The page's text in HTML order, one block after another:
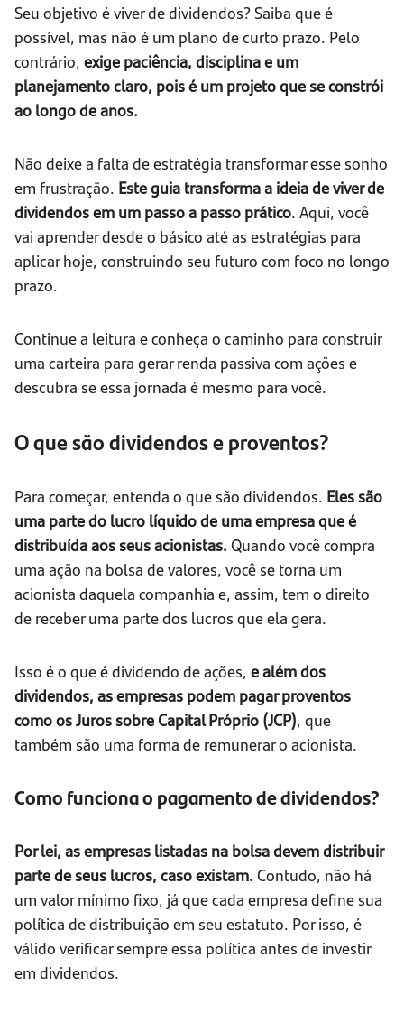
Seu objetivo é viver de dividendos? Saiba que é
possível, mas não é um plano de curto prazo. Pelo
contrário, exige paciência, disciplina e um
planejamento claro, pois é um projeto que se constrói
ao longo de anos.
Não deixe a falta de estratégia transformar esse sonho
em frustração. Este guia transforma a ideia de viver de
dividendos em um passo a passo prático. Aqui, você
vai aprender desde o básico até as estratégias para
aplicar hoje, construindo seu futuro com foco no longo
prazo.
Continue a leitura e conheça o caminho para construir
uma carteira para gerar renda passiva com ações e
descubra se essa jornada é mesmo para você.
O que são dividendos e proventos?
Para começar, entenda o que são dividendos. Eles são
uma parte do lucro líquido de uma empresa que é
distribuída aos seus acionistas. Quando você compra
uma ação na bolsa de valores, você se torna um
acionista daquela companhia e, assim, tem o direito
de receber uma parte dos lucros que ela gera.
Isso é o que é dividendo de ações, e além dos
dividendos, as empresas podem pagar proventos
como os Juros sobre Capital Próprio (JCP), que
também são uma forma de remunerar o acionista.
Como funciona o pagamento de dividendos?
Por lei, as empresas listadas na bolsa devem distribuir
parte de seus lucros, caso existam. Contudo, não há
um valor mínimo fixo, já que cada empresa define sua
política de distribuição em seu estatuto. Por isso, é
válido verificar sempre essa política antes de investir
em dividendos.